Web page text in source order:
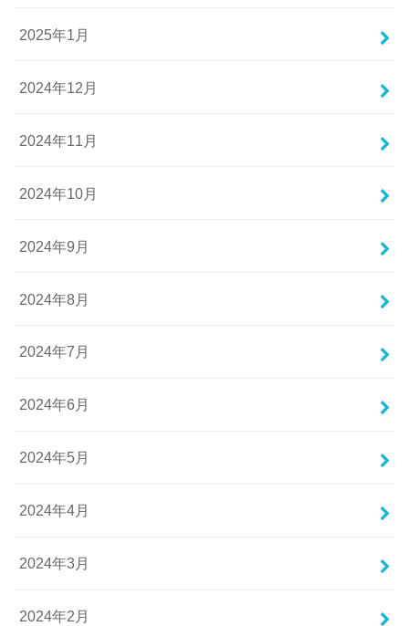
2025年1月
2024年12月
2024年11月
2024年10月
2024年9月
2024年8月
2024年7月
2024年6月
2024年5月
2024年4月
2024年3月
2024年2月